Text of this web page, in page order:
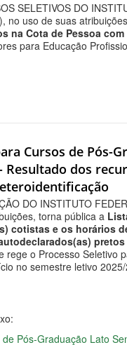
SELETIVOS DO
no uso de suas
na Cota de Pessoa
para Educação
Cursos de Pós-
Resultado dos
DO INSTITUTO
torna pública a
cotistas e os horários
rege o Processo Seletivo
no semestre letivo
Pós-Graduação Lato